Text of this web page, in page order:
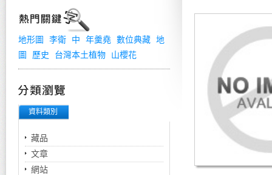
地形圖 李衛 中 年羹堯 數位典藏 地
圖
歷史 台灣本土植物 山櫻花
資料類別
藏品
文章
網站